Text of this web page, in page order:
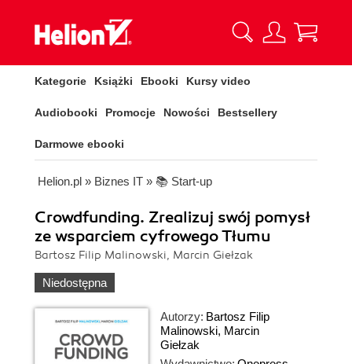
Kategorie Książki Ebooki Kursy video
Audiobooki Promocje Nowości Bestsellery
Darmowe ebooki
Helion.pl » Biznes IT » 📚 Start-up
Crowdfunding. Zrealizuj swój pomysł
ze wsparciem cyfrowego Tłumu
Bartosz Filip Malinowski, Marcin Giełzak
Niedostępna
Autorzy: Bartosz Filip
Malinowski, Marcin
Giełzak